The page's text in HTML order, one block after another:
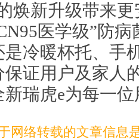
焕新升级带来
医学级”防
冷暖杯托、手
证用户及家人
瑞虎e为每一
络转载的文章信息